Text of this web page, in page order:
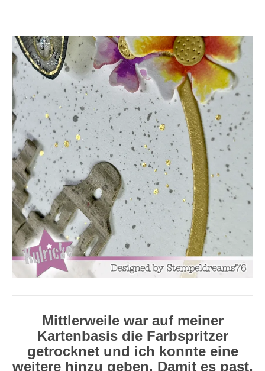
Mittlerweile war auf meiner
Kartenbasis die Farbspritzer
getrocknet und ich konnte eine
weitere hinzu geben. Damit es past,